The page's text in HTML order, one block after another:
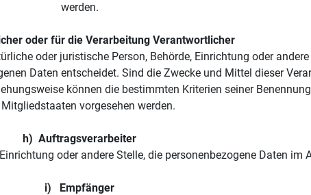
werden.
oder für die Verarbeitung Verantwortlicher
oder juristische Person, Behörde, Einrichtung oder
Daten entscheidet. Sind die Zwecke und Mittel dieser
können die bestimmten Kriterien seiner
vorgesehen werden.
h)  Auftragsverarbeiter
oder andere Stelle, die personenbezogene Daten
i)   Empfänger